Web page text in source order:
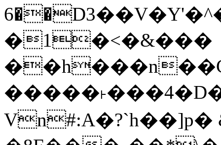
�1�<�&���
Vn#:A�?`h��]p�